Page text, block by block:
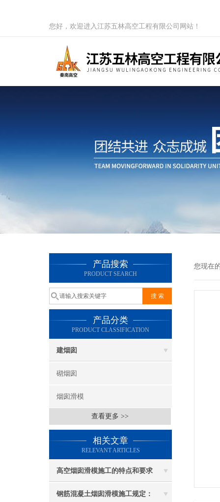
您好，欢迎进入江苏五林高空工程有限公司网站！
产品搜索
PRODUCT SEARCH
产品分类
PRODUCT CLASSIFICATION
建烟囱
砌烟囱
烟囱滑模
查看更多 >>
相关文章
RELEVANT ARTICLES
高空烟囱滑模施工的特点和要求
钢筋混凝土烟囱滑模施工规定：
您现在